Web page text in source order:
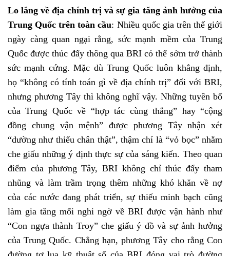
Lo lắng về địa chính trị và sự gia tăng ảnh hưởng của
Trung Quốc trên toàn cầu: Nhiều quốc gia trên thế giới
ngày càng quan ngại rằng, sức mạnh mềm của Trung
Quốc được thúc đẩy thông qua BRI có thể sớm trở thành
sức mạnh cứng. Mặc dù Trung Quốc luôn khẳng định,
họ “không có tính toán gì về địa chính trị” đối với BRI,
nhưng phương Tây thì không nghĩ vậy. Những tuyên bố
của Trung Quốc về “hợp tác cùng thắng” hay “cộng
đồng chung vận mệnh” được phương Tây nhận xét
“dường như thiếu chân thật”, thậm chí là “vỏ bọc” nhằm
che giấu những ý định thực sự của sáng kiến. Theo quan
điểm của phương Tây, BRI không chỉ thúc đẩy tham
nhũng và làm trầm trọng thêm những khó khăn về nợ
của các nước đang phát triển, sự thiếu minh bạch cũng
làm gia tăng mối nghi ngờ về BRI được vận hành như
“Con ngựa thành Troy” che giấu ý đồ và sự ảnh hưởng
của Trung Quốc. Chẳng hạn, phương Tây cho rằng Con